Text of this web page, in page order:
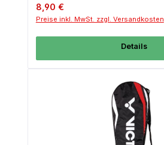
Regulärer Preis:
8,90 €
Preise inkl. MwSt. zzgl. Versandkosten
Details